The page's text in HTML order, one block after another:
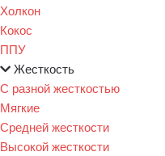
Холкон
Кокос
ППУ
Жесткость
С разной жесткостью
Мягкие
Средней жесткости
Высокой жесткости